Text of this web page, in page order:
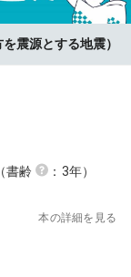
』をポイント還
震源とする地震）
（書齢
：3年）
本の詳細を見る